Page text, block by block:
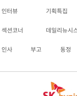
인터뷰 기획특집
섹션코너 데일리뉴시
인사 부고 동정